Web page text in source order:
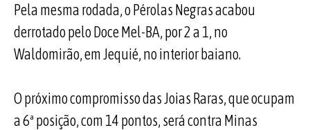
Pela mesma rodada, o Pérolas Negras acabou
derrotado pelo Doce Mel-BA, por 2 a 1, no
Waldomirão, em Jequié, no interior baiano.
O próximo compromisso das Joias Raras, que ocupam
a 6ª posição, com 14 pontos, será contra Minas